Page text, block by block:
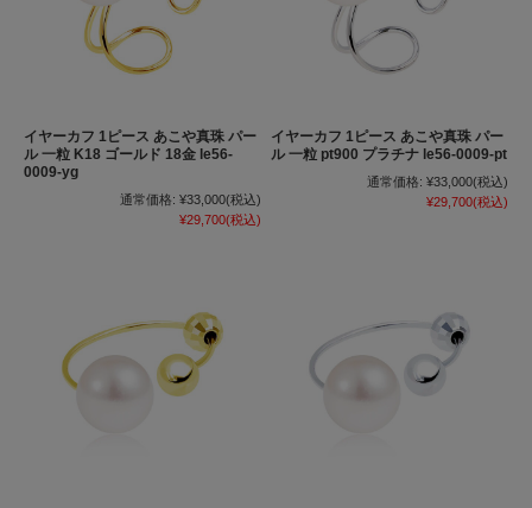
イヤーカフ 1ピース あこや真珠 パー
ル 一粒 K18 ゴールド 18金 le56-
0009-yg
通常価格: ¥33,000(税込)
¥29,700(税込)
イヤーカフ 1ピース あこや真珠 パー
ル 一粒 pt900 プラチナ le56-0009-pt
通常価格: ¥33,000(税込)
¥29,700(税込)